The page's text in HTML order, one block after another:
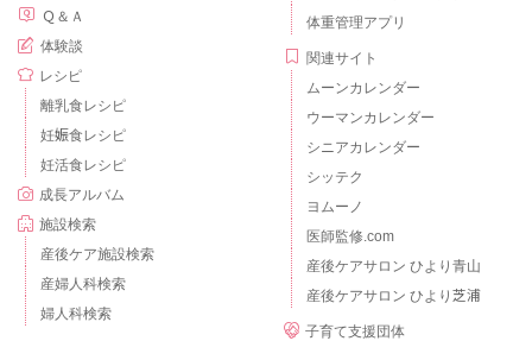
Ｑ＆Ａ
体験談
レシピ
離乳食レシピ
妊娠食レシピ
妊活食レシピ
成長アルバム
施設検索
産後ケア施設検索
産婦人科検索
婦人科検索
体重管理アプリ
関連サイト
ムーンカレンダー
ウーマンカレンダー
シニアカレンダー
シッテク
ヨムーノ
医師監修.com
産後ケアサロン ひより青山
産後ケアサロン ひより芝浦
子育て支援団体